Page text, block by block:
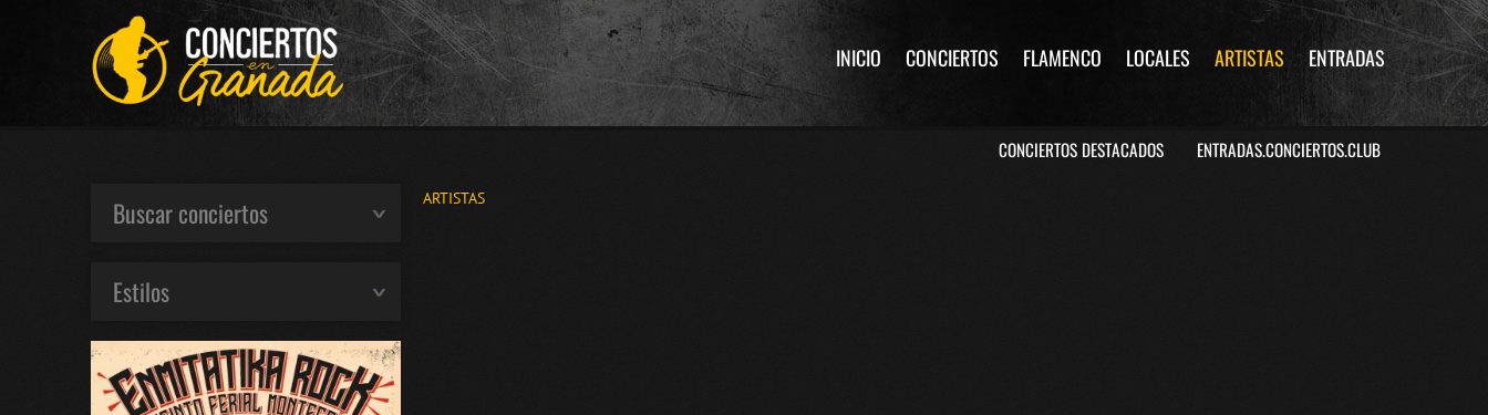
INICIO CONCIERTOS FLAMENCO LOCALES ARTISTAS ENTRADAS
CONCIERTOS DESTACADOS ENTRADAS.CONCIERTOS.CLUB
ARTISTAS
Buscar conciertos
Estilos